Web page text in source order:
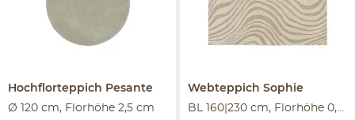
Hochflorteppich Pesante
Ø 120 cm, Florhöhe 2,5 cm
Webteppich Sophie
BL 160|230 cm, Florhöhe 0,6 cm